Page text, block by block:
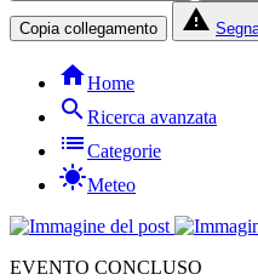
Copia collegamento report_problem
homeHome
searchRicerca avanzata
listCategorie
sunnyMeteo
EVENTO CONCLUSO